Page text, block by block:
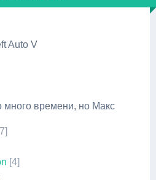
Auto V
времени, но Макс
[4]